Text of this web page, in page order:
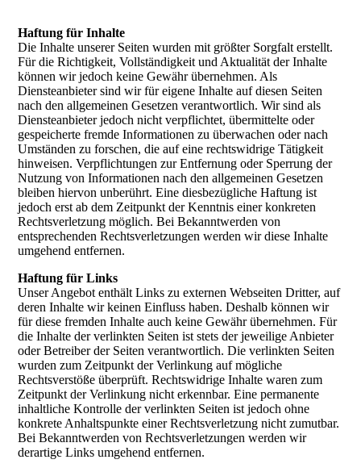
Haftung für Inhalte
Die Inhalte unserer Seiten wurden mit größter Sorgfalt erstellt.
Für die Richtigkeit, Vollständigkeit und Aktualität der Inhalte
können wir jedoch keine Gewähr übernehmen. Als
Diensteanbieter sind wir für eigene Inhalte auf diesen Seiten
nach den allgemeinen Gesetzen verantwortlich. Wir sind als
Diensteanbieter jedoch nicht verpflichtet, übermittelte oder
gespeicherte fremde Informationen zu überwachen oder nach
Umständen zu forschen, die auf eine rechtswidrige Tätigkeit
hinweisen. Verpflichtungen zur Entfernung oder Sperrung der
Nutzung von Informationen nach den allgemeinen Gesetzen
bleiben hiervon unberührt. Eine diesbezügliche Haftung ist
jedoch erst ab dem Zeitpunkt der Kenntnis einer konkreten
Rechtsverletzung möglich. Bei Bekanntwerden von
entsprechenden Rechtsverletzungen werden wir diese Inhalte
umgehend entfernen.
Haftung für Links
Unser Angebot enthält Links zu externen Webseiten Dritter, auf
deren Inhalte wir keinen Einfluss haben. Deshalb können wir
für diese fremden Inhalte auch keine Gewähr übernehmen. Für
die Inhalte der verlinkten Seiten ist stets der jeweilige Anbieter
oder Betreiber der Seiten verantwortlich. Die verlinkten Seiten
wurden zum Zeitpunkt der Verlinkung auf mögliche
Rechtsverstöße überprüft. Rechtswidrige Inhalte waren zum
Zeitpunkt der Verlinkung nicht erkennbar. Eine permanente
inhaltliche Kontrolle der verlinkten Seiten ist jedoch ohne
konkrete Anhaltspunkte einer Rechtsverletzung nicht zumutbar.
Bei Bekanntwerden von Rechtsverletzungen werden wir
derartige Links umgehend entfernen.